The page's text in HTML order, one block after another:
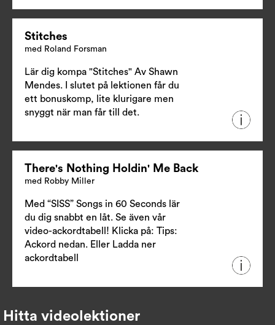
Stitches
med Roland Forsman
Lär dig kompa "Stitches" Av Shawn
Mendes. I slutet på lektionen får du
ett bonuskomp, lite klurigare men
snyggt när man får till det.
There's Nothing Holdin' Me Back
med Robby Miller
Med “SISS” Songs in 60 Seconds lär
du dig snabbt en låt. Se även vår
video-ackordtabell! Klicka på: Tips:
Ackord nedan. Eller Ladda ner
ackordtabell
Hitta videolektioner